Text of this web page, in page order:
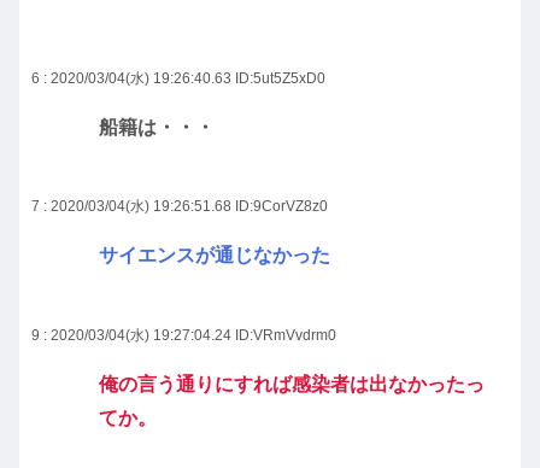
6 : 2020/03/04(水) 19:26:40.63 ID:5ut5Z5xD0
船籍は・・・
7 : 2020/03/04(水) 19:26:51.68 ID:9CorVZ8z0
サイエンスが通じなかった
9 : 2020/03/04(水) 19:27:04.24 ID:VRmVvdrm0
俺の言う通りにすれば感染者は出なかったっ
てか。